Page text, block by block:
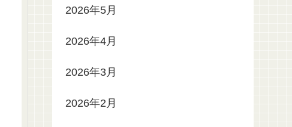
2026年5月
2026年4月
2026年3月
2026年2月